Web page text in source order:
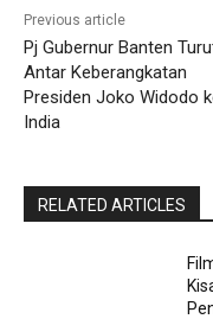
Previous article
Pj Gubernur Banten
Antar Keberangkatan
Presiden Joko Widodo
India
RELATED ARTICLES